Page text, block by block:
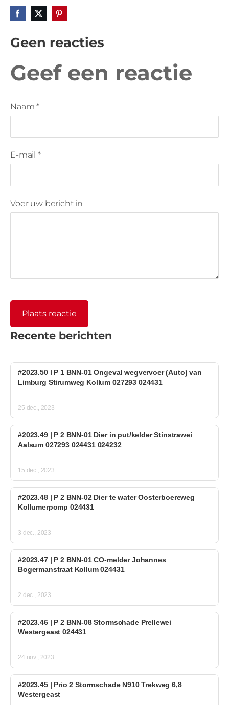
Recente berichten
#2023.50 l P 1 BNN-01 Ongeval wegvervoer (Auto) van
Limburg Stirumweg Kollum 027293 024431
25 dec., 2023
#2023.49 | P 2 BNN-01 Dier in put/kelder Stinstrawei
Aalsum 027293 024431 024232
15 dec., 2023
#2023.48 | P 2 BNN-02 Dier te water Oosterboereweg
Kollumerpomp 024431
3 dec., 2023
#2023.47 | P 2 BNN-01 CO-melder Johannes
Bogermanstraat Kollum 024431
2 dec., 2023
#2023.46 | P 2 BNN-08 Stormschade Prellewei
Westergeast 024431
24 nov., 2023
#2023.45 | Prio 2 Stormschade N910 Trekweg 6,8
Westergeast
Geen reacties
Geef een reactie
Naam *
E-mail *
Voer uw bericht in